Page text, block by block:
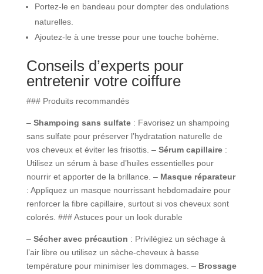
Portez-le en bandeau pour dompter des ondulations
naturelles.
Ajoutez-le à une tresse pour une touche bohème.
Conseils d’experts pour
entretenir votre coiffure
### Produits recommandés
– Shampoing sans sulfate: Favorisez un shampoing
sans sulfate pour préserver l’hydratation naturelle de
vos cheveux et éviter les frisottis. – Sérum capillaire:
Utilisez un sérum à base d’huiles essentielles pour
nourrir et apporter de la brillance. – Masque réparateur
: Appliquez un masque nourrissant hebdomadaire pour
renforcer la fibre capillaire, surtout si vos cheveux sont
colorés. ### Astuces pour un look durable
– Sécher avec précaution : Privilégiez un séchage à
l’air libre ou utilisez un sèche-cheveux à basse
température pour minimiser les dommages. – Brossage